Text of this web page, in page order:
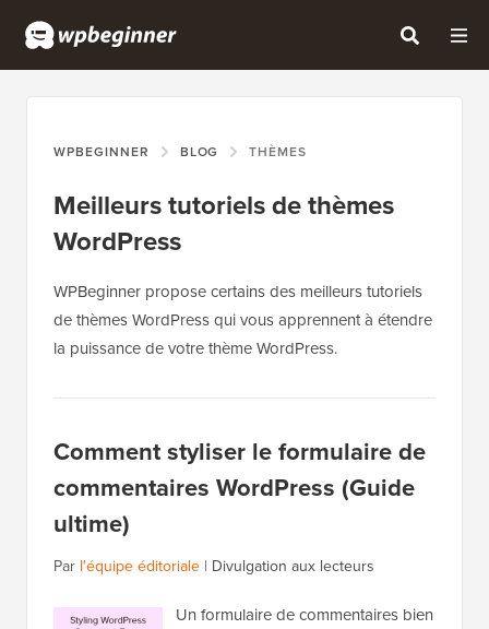
WPBEGINNER BLOG THÈMES
Meilleurs tutoriels de thèmes
WordPress
WPBeginner propose certains des meilleurs tutoriels
de thèmes WordPress qui vous apprennent à étendre
la puissance de votre thème WordPress.
Comment styliser le formulaire de
commentaires WordPress (Guide
ultime)
Par l'équipe éditoriale | Divulgation aux lecteurs
Un formulaire de commentaires bien